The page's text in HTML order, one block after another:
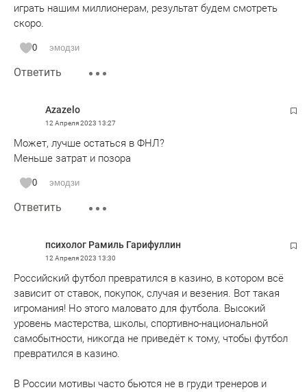
играть нашим миллионерам, результат будем смотреть
скоро.
0 эмодзи
Ответить
Azazelo
12 Апреля 2023 13:27
Может, лучше остаться в ФНЛ?
Меньше затрат и позора
0 эмодзи
Ответить
психолог Рамиль Гарифуллин
12 Апреля 2023 13:30
Российский футбол превратился в казино, в котором всё
зависит от ставок, покупок, случая и везения. Вот такая
игромания! Но этого маловато для футбола. Высокий
уровень мастерства, школы, спортивно-национальной
самобытности, никогда не приведёт к тому, чтобы футбол
превратился в казино.
В России мотивы часто бьются не в груди тренеров и